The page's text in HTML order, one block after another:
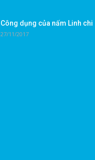
Công dụng của nấm Linh chi
27/11/2017